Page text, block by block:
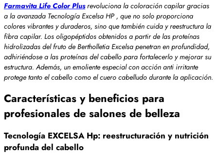
Farmavita Life Color Plusrevoluciona la coloración capilar gracias
a la avanzada Tecnología Excelsa HP , que no solo proporciona
colores vibrantes y duraderos, sino que también cuida y reestructura la
fibra capilar. Los oligopéptidos obtenidos a partir de las proteínas
hidrolizadas del fruto de Bertholletia Excelsa penetran en profundidad,
adhiriéndose a las proteínas del cabello para fortalecerlo y mejorar su
estructura. Además, un emoliente especial con acción anti irritante
protege tanto el cabello como el cuero cabelludo durante la aplicación.
Características y beneficios para
profesionales de salones de belleza
Tecnología EXCELSA Hp: reestructuración y nutrición
profunda del cabello